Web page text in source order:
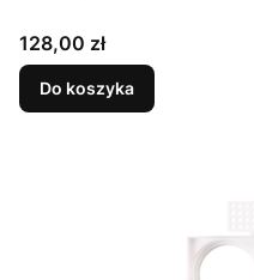
Cena
128,00 zł
Do koszyka